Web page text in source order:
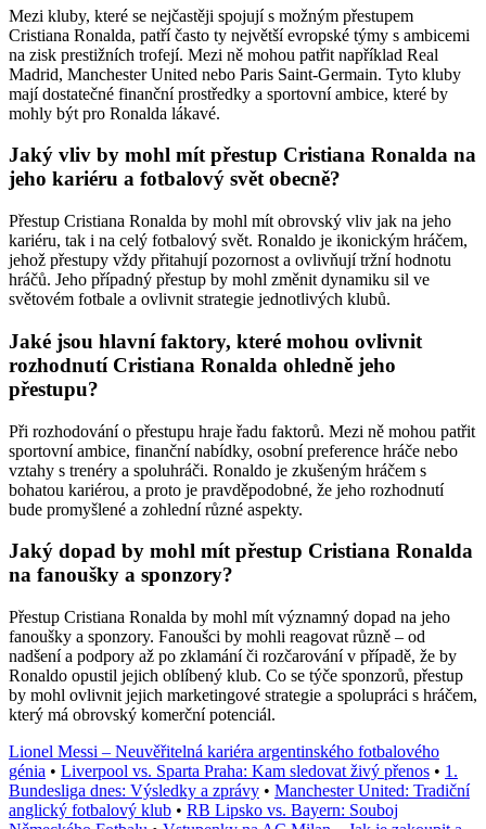
Mezi kluby, které se nejčastěji spojují s možným přestupem
Cristiana Ronalda, patří často ty největší evropské týmy s ambicemi
na zisk prestižních trofejí. Mezi ně mohou patřit například Real
Madrid, Manchester United nebo Paris Saint-Germain. Tyto kluby
mají dostatečné finanční prostředky a sportovní ambice, které by
mohly být pro Ronalda lákavé.
Jaký vliv by mohl mít přestup Cristiana Ronalda na
jeho kariéru a fotbalový svět obecně?
Přestup Cristiana Ronalda by mohl mít obrovský vliv jak na jeho
kariéru, tak i na celý fotbalový svět. Ronaldo je ikonickým hráčem,
jehož přestupy vždy přitahují pozornost a ovlivňují tržní hodnotu
hráčů. Jeho případný přestup by mohl změnit dynamiku sil ve
světovém fotbale a ovlivnit strategie jednotlivých klubů.
Jaké jsou hlavní faktory, které mohou ovlivnit
rozhodnutí Cristiana Ronalda ohledně jeho
přestupu?
Při rozhodování o přestupu hraje řadu faktorů. Mezi ně mohou patřit
sportovní ambice, finanční nabídky, osobní preference hráče nebo
vztahy s trenéry a spoluhráči. Ronaldo je zkušeným hráčem s
bohatou kariérou, a proto je pravděpodobné, že jeho rozhodnutí
bude promyšlené a zohlední různé aspekty.
Jaký dopad by mohl mít přestup Cristiana Ronalda
na fanoušky a sponzory?
Přestup Cristiana Ronalda by mohl mít významný dopad na jeho
fanoušky a sponzory. Fanoušci by mohli reagovat různě – od
nadšení a podpory až po zklamání či rozčarování v případě, že by
Ronaldo opustil jejich oblíbený klub. Co se týče sponzorů, přestup
by mohl ovlivnit jejich marketingové strategie a spolupráci s hráčem,
který má obrovský komerční potenciál.
Lionel Messi – Neuvěřitelná kariéra argentinského fotbalového
génia • Liverpool vs. Sparta Praha: Kam sledovat živý přenos • 1.
Bundesliga dnes: Výsledky a zprávy • Manchester United: Tradiční
anglický fotbalový klub • RB Lipsko vs. Bayern: Souboj